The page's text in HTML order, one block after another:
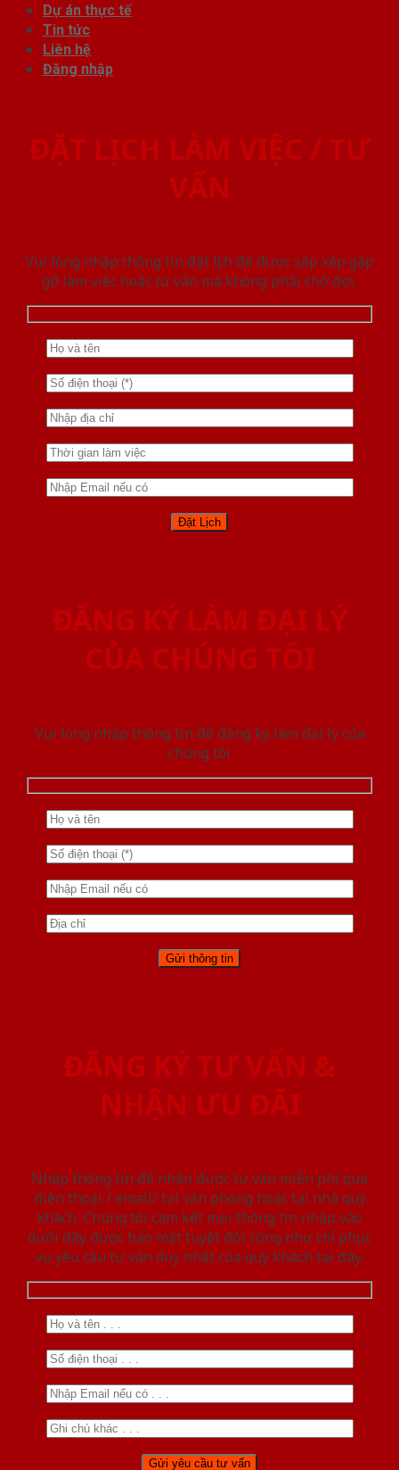
Dự án thực tế
Tin tức
Liên hệ
Đăng nhập
ĐẶT LỊCH LÀM VIỆC / TƯ
VẤN
Vui lòng nhập thông tin đặt lịch để được sắp xếp gặp
gỡ làm việc hoăc tư vấn mà không phải chờ đợi.
ĐĂNG KÝ LÀM ĐẠI LÝ
CỦA CHÚNG TÔI
Vui lòng nhập thông tin để đăng ký làm đại lý của
chúng tôi
ĐĂNG KÝ TƯ VẤN &
NHẬN ƯU ĐÃI
Nhập thông tin để nhận được tư vấn miễn phí qua
điện thoại / email/ tại văn phòng hoặc tại nhà quý
khách. Chúng tôi cam kết mọi thông tin nhập vào
dưới đây được bảo mật tuyệt đối cũng như chỉ phục
vụ yêu cầu tư vấn duy nhất của quý khách tại đây.